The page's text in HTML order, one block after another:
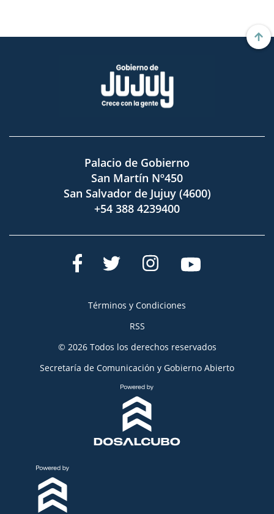
Palacio de Gobierno
San Martín Nº450
San Salvador de Jujuy (4600)
+54 388 4239400
Términos y Condiciones
RSS
© 2026 Todos los derechos reservados
Secretaría de Comunicación y Gobierno Abierto